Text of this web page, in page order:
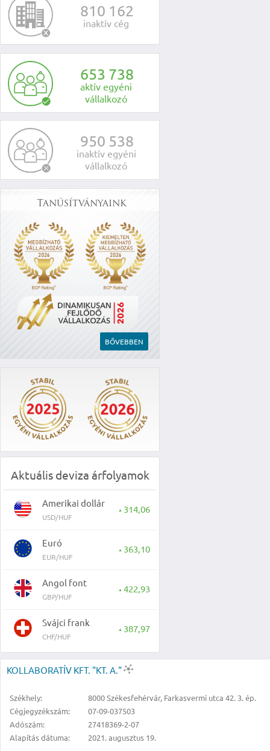
810 162
inaktív cég
653 738
aktív egyéni
vállalkozó
950 538
inaktív egyéni
vállalkozó
Tanúsítványaink
BŐVEBBEN
Aktuális deviza árfolyamok
Amerikai dollár
USD/HUF
▲ 314,06
Euró
EUR/HUF
▲ 363,10
Angol font
GBP/HUF
▲ 422,93
Svájci frank
CHF/HUF
▲ 387,97
KOLLABORATÍV KFT. "KT. A."
Székhely:
8000 Székesfehérvár, Farkasvermi utca 42. 3. ép.
Cégjegyzékszám:
07-09-037503
Adószám:
27418369-2-07
Alapítás dátuma:
2021. augusztus 19.